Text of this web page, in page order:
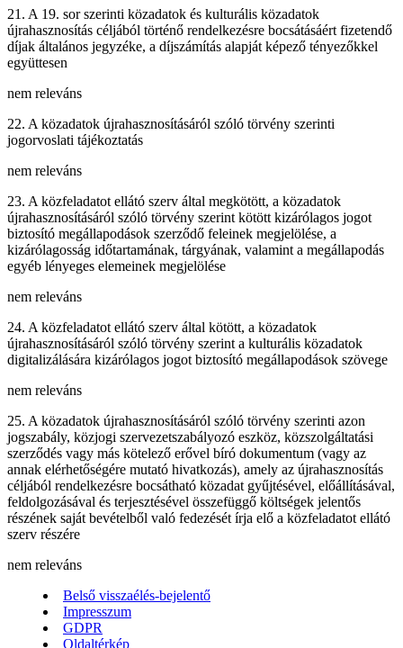
21. A 19. sor szerinti közadatok és kulturális közadatok
újrahasznosítás céljából történő rendelkezésre bocsátásáért fizetendő
díjak általános jegyzéke, a díjszámítás alapját képező tényezőkkel
együttesen
nem releváns
22. A közadatok újrahasznosításáról szóló törvény szerinti
jogorvoslati tájékoztatás
nem releváns
23. A közfeladatot ellátó szerv által megkötött, a közadatok
újrahasznosításáról szóló törvény szerint kötött kizárólagos jogot
biztosító megállapodások szerződő feleinek megjelölése, a
kizárólagosság időtartamának, tárgyának, valamint a megállapodás
egyéb lényeges elemeinek megjelölése
nem releváns
24. A közfeladatot ellátó szerv által kötött, a közadatok
újrahasznosításáról szóló törvény szerint a kulturális közadatok
digitalizálására kizárólagos jogot biztosító megállapodások szövege
nem releváns
25. A közadatok újrahasznosításáról szóló törvény szerinti azon
jogszabály, közjogi szervezetszabályozó eszköz, közszolgáltatási
szerződés vagy más kötelező erővel bíró dokumentum (vagy az
annak elérhetőségére mutató hivatkozás), amely az újrahasznosítás
céljából rendelkezésre bocsátható közadat gyűjtésével, előállításával,
feldolgozásával és terjesztésével összefüggő költségek jelentős
részének saját bevételből való fedezését írja elő a közfeladatot ellátó
szerv részére
nem releváns
Belső visszaélés-bejelentő
Impresszum
GDPR
Oldaltérkép